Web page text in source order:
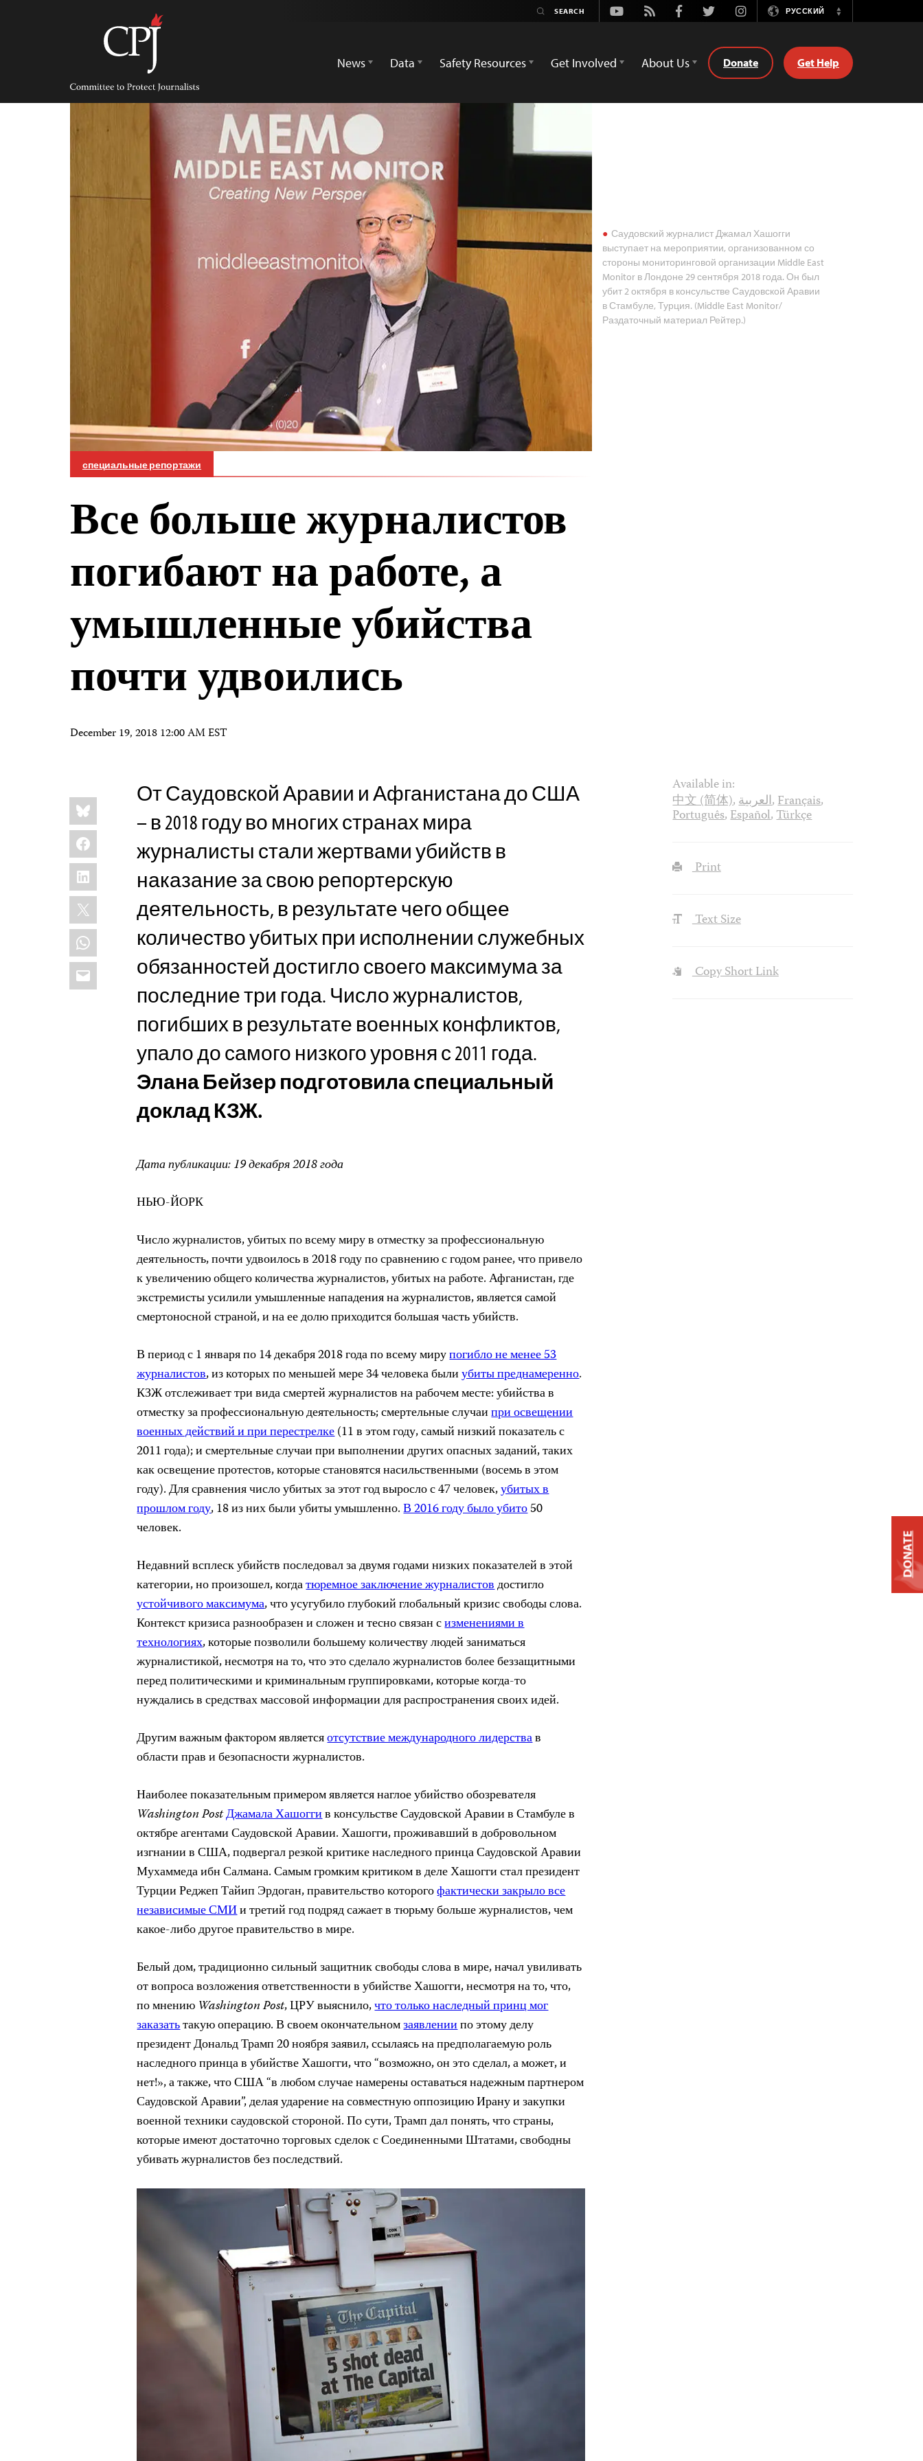
Committee
Protect
Journalists
Youtube
Rss FacebookTwitterInstagramРУССКИЙ
Switch
News
Data Safety Resources Get Involved About Us Donate Get Help
Саудовский журналист Джамал Хашогги
выступает на мероприятии, организованном со
стороны мониторинговой организации Middle East
Monitor в Лондоне 29 сентября 2018 года. Он был
убит 2 октября в консульстве Саудовской Аравии
в Стамбуле, Турция. (Middle East Monitor/
Раздаточный материал Рейтер.)
специальные репортажи
Все больше журналистов
погибают на работе, а
умышленные убийства
почти удвоились
December 19, 2018 12:00 AM EST
Share
this:
Bluesky
Facebook
LinkedIn
X
WhatsApp
Email
От Саудовской Аравии и Афганистана до США
– в 2018 году во многих странах мира
журналисты стали жертвами убийств в
наказание за свою репортерскую
деятельность, в результате чего общее
количество убитых при исполнении служебных
обязанностей достигло своего максимума за
последние три года. Число журналистов,
погибших в результате военных конфликтов,
упало до самого низкого уровня с 2011 года.
Элана Бейзер подготовила специальный
доклад КЗЖ.
Дата публикации:19 декабря 2018 года
НЬЮ-ЙОРК
Число журналистов, убитых по всему миру в отместку за профессиональную
деятельность, почти удвоилось в 2018 году по сравнению с годом ранее, что привело
к увеличению общего количества журналистов, убитых на работе. Афганистан, где
экстремисты усилили умышленные нападения на журналистов, является самой
смертоносной страной, и на ее долю приходится большая часть убийств.
В период с 1 января по 14 декабря 2018 года по всему мирупогибло не менее 53
журналистов, из которых по меньшей мере 34 человека былиубиты преднамеренно.
КЗЖ отслеживает три вида смертей журналистов на рабочем месте: убийства в
отместку за профессиональную деятельность; смертельные случаипри освещении
военных действий и при перестрелке(11 в этом году, самый низкий показатель с
2011 года); и смертельные случаи при выполнении других опасных заданий, таких
как освещение протестов, которые становятся насильственными (восемь в этом
году). Для сравнения число убитых за этот год выросло с 47 человек,убитых в
прошлом году, 18 из них были убиты умышленно.В 2016 году было убито50
человек.
Недавний всплеск убийств последовал за двумя годами низких показателей в этой
категории, но произошел, когдатюремное заключение журналистовдостигло
устойчивого максимума, что усугубило глубокий глобальный кризис свободы слова.
Контекст кризиса разнообразен и сложен и тесно связан сизменениями в
технологиях, которые позволили большему количеству людей заниматься
журналистикой, несмотря на то, что это сделало журналистов более беззащитными
перед политическими и криминальным группировками, которые когда-то
нуждались в средствах массовой информации для распространения своих идей.
Другим важным фактором являетсяотсутствие международного лидерствав
области прав и безопасности журналистов.
Наиболее показательным примером является наглое убийство обозревателя
WashingtonPostДжамала Хашоггив консульстве Саудовской Аравии в Стамбуле в
октябре агентами Саудовской Аравии. Хашогги, проживавший в добровольном
изгнании в США, подвергал резкой критике наследного принца Саудовской Аравии
Мухаммеда ибн Салмана. Самым громким критиком в деле Хашогги стал президент
Турции Реджеп Тайип Эрдоган, правительство которогофактически закрыло все
независимые СМИи третий год подряд сажает в тюрьму больше журналистов, чем
какое-либо другое правительство в мире.
Белый дом, традиционно сильный защитник свободы слова в мире, начал увиливать
от вопроса возложения ответственности в убийстве Хашогги, несмотря на то, что,
по мнению WashingtonPost, ЦРУ выяснило,что только наследный принц мог
заказатьтакую операцию. В своем окончательномзаявлениипо этому делу
президент Дональд Трамп 20 ноября заявил, ссылаясь на предполагаемую роль
наследного принца в убийстве Хашогги, что “возможно, он это сделал, а может, и
нет!», а также, что США “в любом случае намерены оставаться надежным партнером
Саудовской Аравии”, делая ударение на совместную оппозицию Ирану и закупки
военной техники саудовской стороной. По сути, Трамп дал понять, что страны,
которые имеют достаточно торговых сделок с Соединенными Штатами, свободны
убивать журналистов без последствий.
Available in:
中文 (简体),العربية,Français,
Português,Español,Türkçe
Print
Text Size
Copy Short Link
DONATE